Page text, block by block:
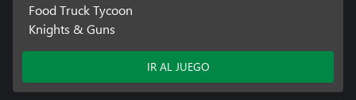
Food Truck Tycoon
Knights & Guns
IR AL JUEGO